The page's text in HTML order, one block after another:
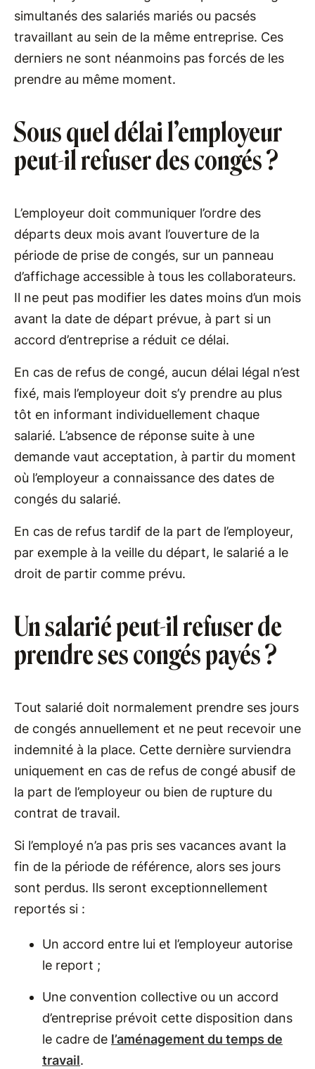
simultanés des salariés mariés ou pacsés
travaillant au sein de la même entreprise. Ces
derniers ne sont néanmoins pas forcés de les
prendre au même moment.
Sous quel délai l’employeur
peut-il refuser des congés ?
L’employeur doit communiquer l’ordre des
départs deux mois avant l’ouverture de la
période de prise de congés, sur un panneau
d’affichage accessible à tous les collaborateurs.
Il ne peut pas modifier les dates moins d’un mois
avant la date de départ prévue, à part si un
accord d’entreprise a réduit ce délai.
En cas de refus de congé, aucun délai légal n’est
fixé, mais l’employeur doit s’y prendre au plus
tôt en informant individuellement chaque
salarié. L’absence de réponse suite à une
demande vaut acceptation, à partir du moment
où l’employeur a connaissance des dates de
congés du salarié.
En cas de refus tardif de la part de l’employeur,
par exemple à la veille du départ, le salarié a le
droit de partir comme prévu.
Un salarié peut-il refuser de
prendre ses congés payés ?
Tout salarié doit normalement prendre ses jours
de congés annuellement et ne peut recevoir une
indemnité à la place. Cette dernière surviendra
uniquement en cas de refus de congé abusif de
la part de l’employeur ou bien de rupture du
contrat de travail.
Si l’employé n’a pas pris ses vacances avant la
fin de la période de référence, alors ses jours
sont perdus. Ils seront exceptionnellement
reportés si :
Un accord entre lui et l’employeur autorise
le report ;
Une convention collective ou un accord
d’entreprise prévoit cette disposition dans
le cadre de l’aménagement du temps de
travail.